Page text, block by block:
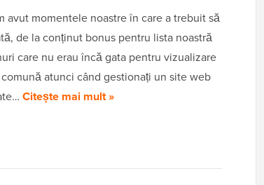
avut momentele noastre în care a trebuit să
de la conținut bonus pentru lista noastră
care nu erau încă gata pentru vizualizare
atunci când gestionați un site web
Citește mai mult »